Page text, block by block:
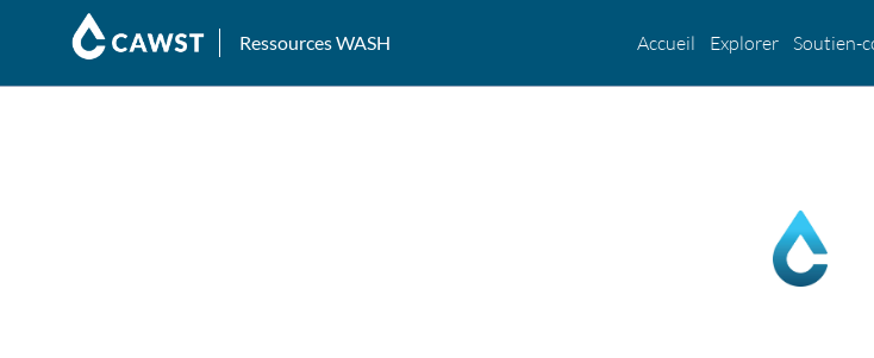
Ressources WASH Accueil Explorer Soutien-